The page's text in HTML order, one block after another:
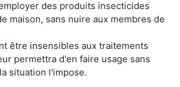
des produits insecticides
maison, sans nuire aux membres de
être insensibles aux traitements
permettra d'en faire usage sans
situation l'impose.